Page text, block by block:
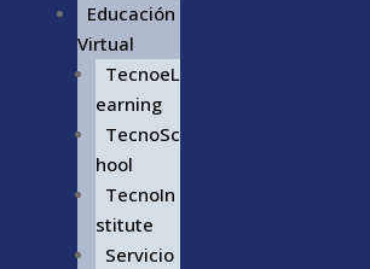
Educación
Virtual
TecnoeL
earning
TecnoSc
hool
TecnoIn
stitute
Servicio